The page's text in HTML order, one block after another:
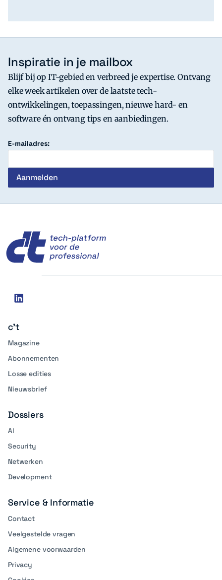
Inspiratie in je mailbox
Blijf bij op IT-gebied en verbreed je expertise. Ontvang
elke week artikelen over de laatste tech-
ontwikkelingen, toepassingen, nieuwe hard- en
software én ontvang tips en aanbiedingen.
E-mailadres:
Social
linkedin
c't
Magazine
Abonnementen
Losse edities
Nieuwsbrief
Dossiers
AI
Security
Netwerken
Development
Service & Informatie
Contact
Veelgestelde vragen
Algemene voorwaarden
Privacy